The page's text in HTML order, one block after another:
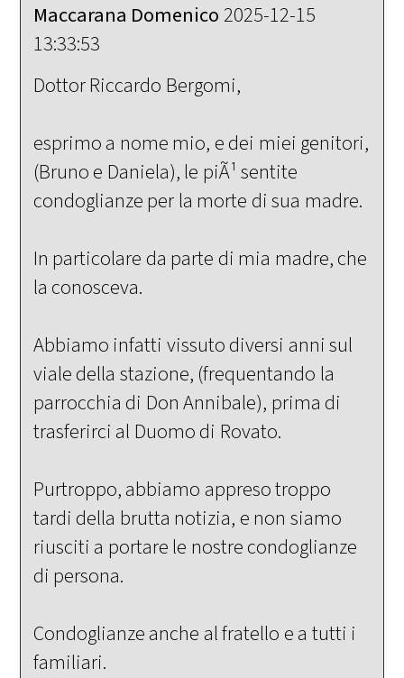
Maccarana Domenico 2025-12-15
13:33:53
Dottor Riccardo Bergomi,
esprimo a nome mio, e dei miei genitori,
(Bruno e Daniela), le piÃ¹ sentite
condoglianze per la morte di sua madre.
In particolare da parte di mia madre, che
la conosceva.
Abbiamo infatti vissuto diversi anni sul
viale della stazione, (frequentando la
parrocchia di Don Annibale), prima di
trasferirci al Duomo di Rovato.
Purtroppo, abbiamo appreso troppo
tardi della brutta notizia, e non siamo
riusciti a portare le nostre condoglianze
di persona.
Condoglianze anche al fratello e a tutti i
familiari.